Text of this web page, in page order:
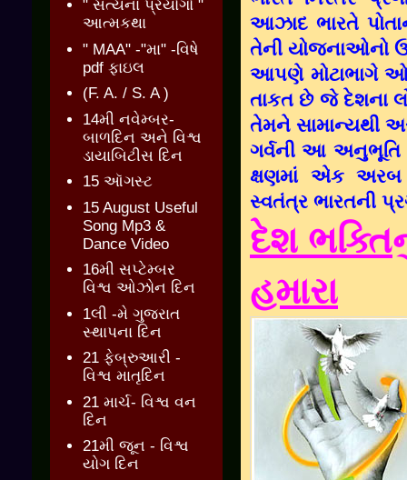
આઝાદ ભારતે
તેની યોજનાઓનો
આપણે મોટાભાગે
તાકત છે જે દેશના
તેમને સામાન્યથી
ગર્વની આ અનુભૂતિ
ક્ષણમાં એક
સ્વતંત્ર ભારતની
દેશ
હમારા
" સત્યના પ્રયોગો "
આત્મકથા
" MAA" -"મા" -વિષે
pdf ફાઇલ
(F. A. / S. A )
14મી નવેમ્બર-
બાળદિન અને વિશ્વ
ડાયાબિટીસ દિન
15 ઑગસ્ટ
15 August Useful
Song Mp3 &
Dance Video
16મી સપ્ટેમ્બર
વિશ્વ ઓઝોન દિન
1લી -મે ગુજરાત
સ્થાપના દિન
21 ફેબ્રુઆરી -
વિશ્વ માતૃદિન
21 માર્ચ- વિશ્વ વન
દિન
21મી જૂન - વિશ્વ
યોગ દિન